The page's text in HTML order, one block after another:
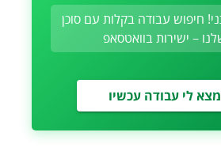
חיפוש עבודה בקלות עם סוכן
מצא לי עבודה עכשיו